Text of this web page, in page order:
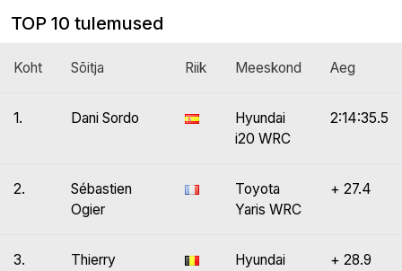
TOP 10 tulemused
Koht Sõitja Riik Meeskond Aeg
1. Dani Sordo
Hyundai
i20 WRC
2:14:35.5
2.
Sébastien
Ogier
Toyota
Yaris WRC
+ 27.4
3.
Thierry
Hyundai
+ 28.9